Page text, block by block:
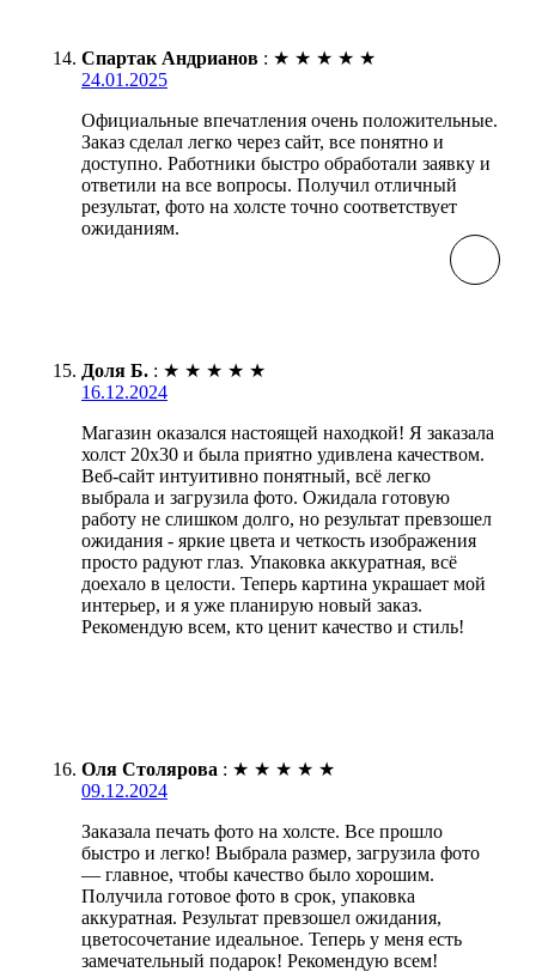
Спартак Андрианов : ★ ★ ★ ★ ★
24.01.2025
Официальные впечатления очень положительные.
Заказ сделал легко через сайт, все понятно и
доступно. Работники быстро обработали заявку и
ответили на все вопросы. Получил отличный
результат, фото на холсте точно соответствует
ожиданиям.
Доля Б. : ★ ★ ★ ★ ★
16.12.2024
Магазин оказался настоящей находкой! Я заказала
холст 20х30 и была приятно удивлена качеством.
Веб-сайт интуитивно понятный, всё легко
выбрала и загрузила фото. Ожидала готовую
работу не слишком долго, но результат превзошел
ожидания - яркие цвета и четкость изображения
просто радуют глаз. Упаковка аккуратная, всё
доехало в целости. Теперь картина украшает мой
интерьер, и я уже планирую новый заказ.
Рекомендую всем, кто ценит качество и стиль!
Оля Столярова : ★ ★ ★ ★ ★
09.12.2024
Заказала печать фото на холсте. Все прошло
быстро и легко! Выбрала размер, загрузила фото
— главное, чтобы качество было хорошим.
Получила готовое фото в срок, упаковка
аккуратная. Результат превзошел ожидания,
цветосочетание идеальное. Теперь у меня есть
замечательный подарок! Рекомендую всем!